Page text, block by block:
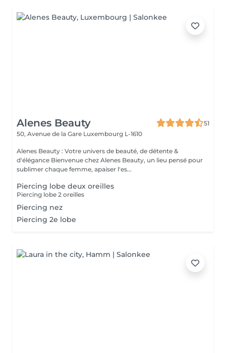
Alenes Beauty
51
50, Avenue de la Gare Luxembourg L-1610
Alenes Beauty : Votre univers de beauté, de détente &
d'élégance Bienvenue chez Alenes Beauty, un lieu pensé pour
sublimer chaque femme, apaiser l'es...
Piercing lobe deux oreilles
Piercing lobe 2 oreilles
Piercing nez
Piercing 2e lobe